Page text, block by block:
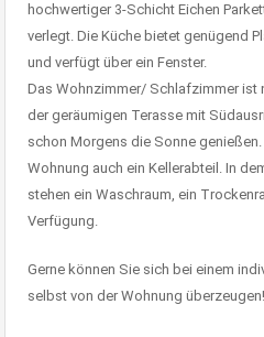
hochwertiger 3-Schicht Eichen
verlegt. Die Küche bietet genügend
und verfügt über ein Fenster.
Das Wohnzimmer/ Schlafzimmer ist
der geräumigen Terasse mit
schon Morgens die Sonne
Wohnung auch ein Kellerabteil. In
stehen ein Waschraum, ein
Verfügung.
Gerne können Sie sich bei einem
selbst von der Wohnung überzeugen!